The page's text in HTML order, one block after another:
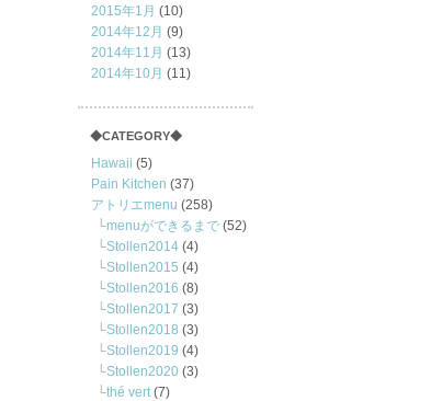
2015年1月 (10)
2014年12月 (9)
2014年11月 (13)
2014年10月 (11)
◆CATEGORY◆
Hawaii (5)
Pain Kitchen (37)
アトリエmenu (258)
menuができるまで (52)
Stollen2014 (4)
Stollen2015 (4)
Stollen2016 (8)
Stollen2017 (3)
Stollen2018 (3)
Stollen2019 (4)
Stollen2020 (3)
thé vert(7)